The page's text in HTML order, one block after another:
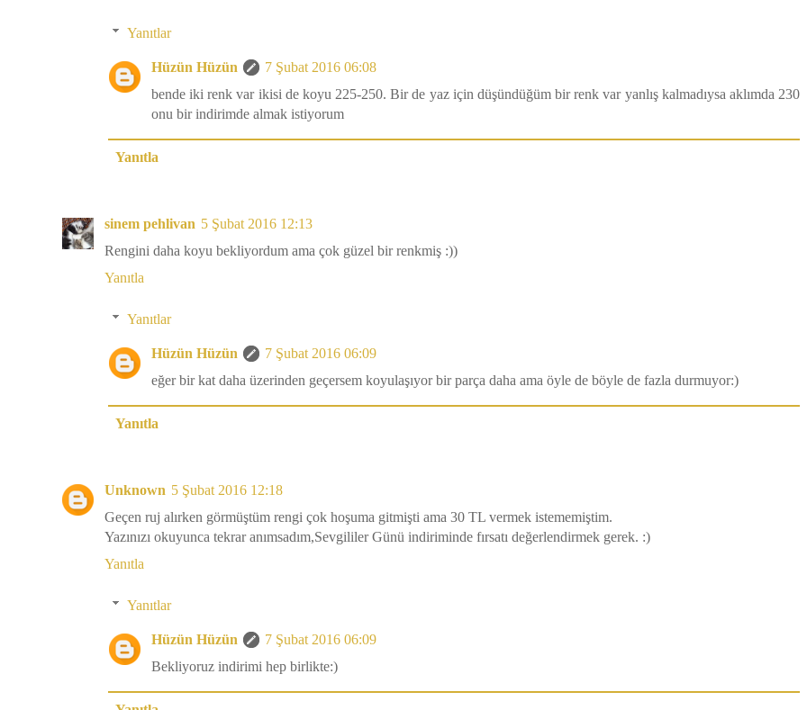
Yanıtlar
Hüzün Hüzün
7 Şubat 2016 06:08
bende iki renk var ikisi de koyu 225-250. Bir de yaz için düşündüğüm bir renk var yanlış kalmadıysa aklımda 230
onu bir indirimde almak istiyorum
Yanıtla
sinem pehlivan 5 Şubat 2016 12:13
Rengini daha koyu bekliyordum ama çok güzel bir renkmiş :))
Yanıtla
Yanıtlar
Hüzün Hüzün
7 Şubat 2016 06:09
eğer bir kat daha üzerinden geçersem koyulaşıyor bir parça daha ama öyle de böyle de fazla durmuyor:)
Yanıtla
Unknown 5 Şubat 2016 12:18
Geçen ruj alırken görmüştüm rengi çok hoşuma gitmişti ama 30 TL vermek istememiştim.
Yazınızı okuyunca tekrar anımsadım,Sevgililer Günü indiriminde fırsatı değerlendirmek gerek. :)
Yanıtla
Yanıtlar
Hüzün Hüzün
7 Şubat 2016 06:09
Bekliyoruz indirimi hep birlikte:)